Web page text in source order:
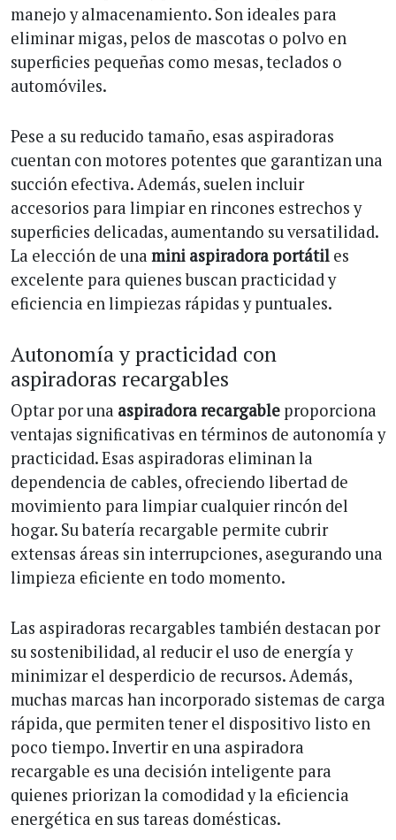
manejo y almacenamiento. Son ideales para
eliminar migas, pelos de mascotas o polvo en
superficies pequeñas como mesas, teclados o
automóviles.
Pese a su reducido tamaño, esas aspiradoras
cuentan con motores potentes que garantizan una
succión efectiva. Además, suelen incluir
accesorios para limpiar en rincones estrechos y
superficies delicadas, aumentando su versatilidad.
La elección de una mini aspiradora portátil es
excelente para quienes buscan practicidad y
eficiencia en limpiezas rápidas y puntuales.
Autonomía y practicidad con
aspiradoras recargables
Optar por una aspiradora recargable proporciona
ventajas significativas en términos de autonomía y
practicidad. Esas aspiradoras eliminan la
dependencia de cables, ofreciendo libertad de
movimiento para limpiar cualquier rincón del
hogar. Su batería recargable permite cubrir
extensas áreas sin interrupciones, asegurando una
limpieza eficiente en todo momento.
Las aspiradoras recargables también destacan por
su sostenibilidad, al reducir el uso de energía y
minimizar el desperdicio de recursos. Además,
muchas marcas han incorporado sistemas de carga
rápida, que permiten tener el dispositivo listo en
poco tiempo. Invertir en una aspiradora
recargable es una decisión inteligente para
quienes priorizan la comodidad y la eficiencia
energética en sus tareas domésticas.